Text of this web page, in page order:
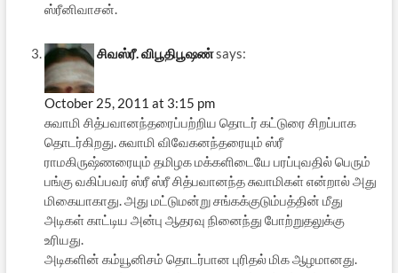
ஸ்ரீனிவாசன்.
சிவஸ்ரீ. விபூதிபூஷண்says:
October 25, 2011 at 3:15 pm
சுவாமி சித்பவானந்தரைப்பற்றிய தொடர் கட்டுரை சிறப்பாக
தொடர்கிறது. சுவாமி விவேகனந்தரையும் ஸ்ரீ
ராமகிருஷ்ணரையும் தமிழக மக்களிடையே பரப்புவதில் பெரும்
பங்கு வகிப்பவர் ஸ்ரீ ஸ்ரீ சித்பவானந்த சுவாமிகள் என்றால் அது
மிகையாகாது. அது மட்டுமன்று சங்கக்குடும்பத்தின் மீது
அடிகள் காட்டிய அன்பு ஆதரவு நினைந்து போற்றுதலுக்கு
உரியது.
அடிகளின் கம்யூனிசம் தொடர்பான புரிதல் மிக ஆழமானது.